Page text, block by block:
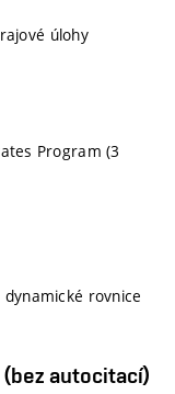
úlohy
Program (3
rovnice
(bez autocitací)